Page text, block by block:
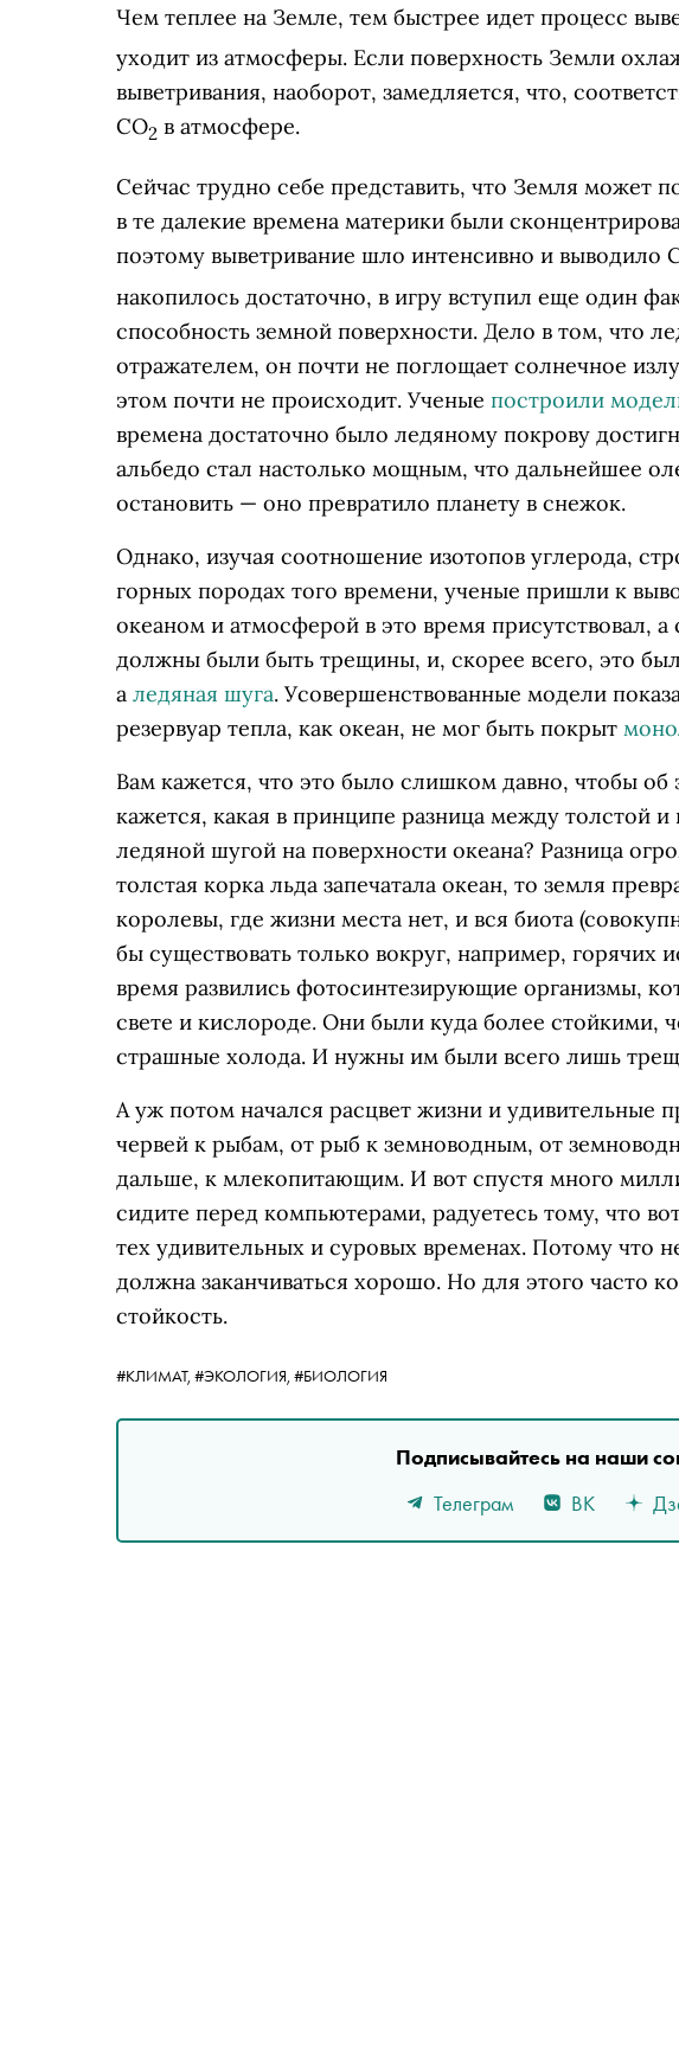
Чем теплее на Земле, тем быстрее идет процесс
уходит из атмосферы. Если поверхность Земли
выветривания, наоборот, замедляется, что,
СО2 в атмосфере.
Сейчас трудно себе представить, что Земля может
в те далекие времена материки были
поэтому выветривание шло интенсивно и выводило
накопилось достаточно, в игру вступил еще один
способность земной поверхности. Дело в том, что
отражателем, он почти не поглощает солнечное
этом почти не происходит. Ученые построили
времена достаточно было ледяному покрову
альбедо стал настолько мощным, что дальнейшее
остановить — оно превратило планету в снежок.
Однако, изучая соотношение изотопов углерода,
горных породах того времени, ученые пришли к
океаном и атмосферой в это время присутствовал,
должны были быть трещины, и, скорее всего, это
а ледяная шуга. Усовершенствованные модели
резервуар тепла, как океан, не мог быть покрыт
Вам кажется, что это было слишком давно, чтобы об
кажется, какая в принципе разница между толстой
ледяной шугой на поверхности океана? Разница
толстая корка льда запечатала океан, то земля
королевы, где жизни места нет, и вся биота
бы существовать только вокруг, например, горячих
время развились фотосинтезирующие организмы,
свете и кислороде. Они были куда более стойкими,
страшные холода. И нужны им были всего лишь
А уж потом начался расцвет жизни и удивительные
червей к рыбам, от рыб к земноводным, от
дальше, к млекопитающим. И вот спустя много
сидите перед компьютерами, радуетесь тому, что
тех удивительных и суровых временах. Потому что
должна заканчиваться хорошо. Но для этого часто
стойкость.
#КЛИМАТ, #ЭКОЛОГИЯ, #БИОЛОГИЯ
Подписывайтесь на наши
Телеграм
ВК